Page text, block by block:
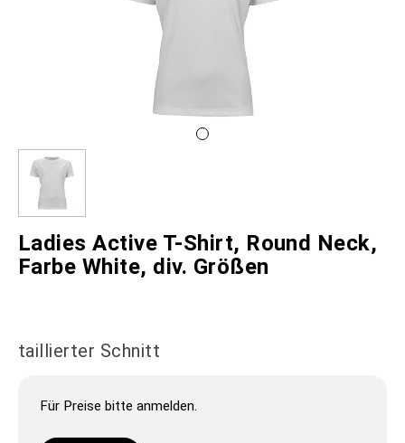
Ladies Active T-Shirt, Round Neck,
Farbe White, div. Größen
taillierter Schnitt
Für Preise bitte anmelden.